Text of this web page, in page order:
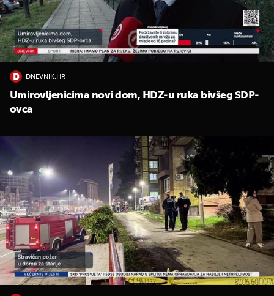
DNEVNIK.HR
Umirovljenicima novi dom, HDZ-u ruka bivšeg SDP-
ovca